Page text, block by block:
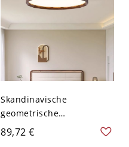
Dreistufiges Dimmen
Skandinavische
geometrische
Deckenleuchte, facettierte
LED-Leuchte in Holzoptik
89,72 €